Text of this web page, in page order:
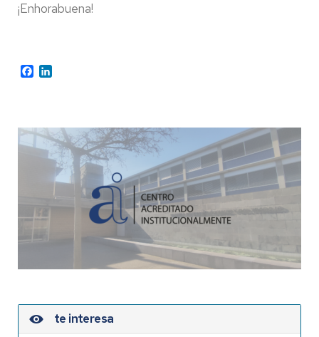
¡Enhorabuena!
Facebook
te interesa